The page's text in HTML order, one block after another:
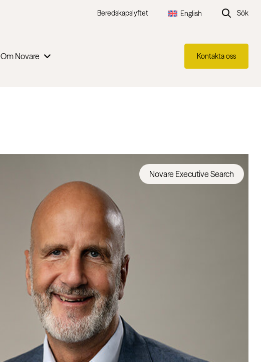
Beredskapslyftet English Sök
Om Novare Kontakta oss
Novare Executive Search